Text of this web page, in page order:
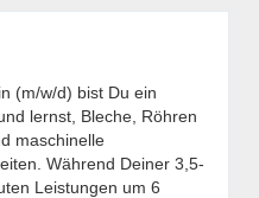
(m/w/d) bist Du ein
lernst, Bleche, Röhren
maschinelle
Während Deiner 3,5-
Leistungen um 6